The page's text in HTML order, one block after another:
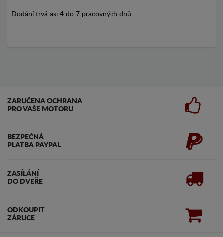
Dodání trvá asi 4 do 7 pracovných dnů.
ZARUČENA OCHRANA
PRO VAŠE MOTORU
BEZPEČNÁ
PLATBA PAYPAL
ZASÍLÁNÍ
DO DVEŘE
ODKOUPIT
ZÁRUCE